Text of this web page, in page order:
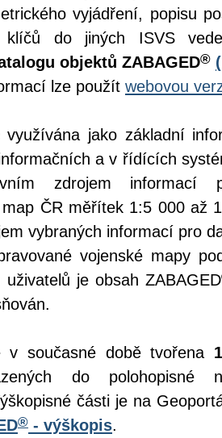
vyjádření, popisu
klíčů do jiných ISVS
objektů ZABAGED®
lze použít webovou
využívána jako základní
a v řídících
zdrojem informací
ČR měřítek 1:5 000 až
vybraných informací pro
vojenské mapy
uživatelů je obsah ZABAGED
v současné době tvořena
do polohopisné
části je na
® - výškopis.